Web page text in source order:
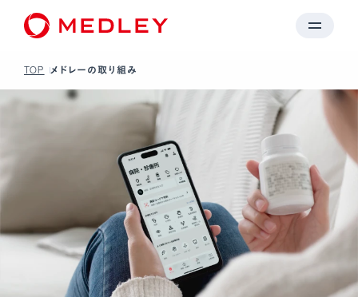
TOP メドレーの取り組み